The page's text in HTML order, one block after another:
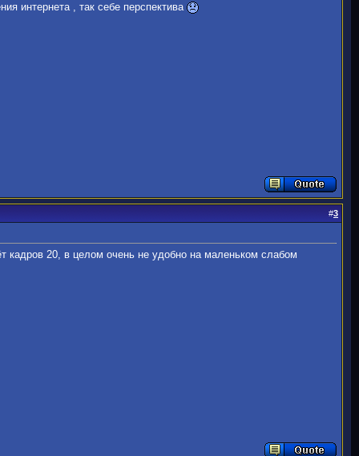
интернета , так себе перспектива
#3
кадров 20, в целом очень не удобно на маленьком слабом